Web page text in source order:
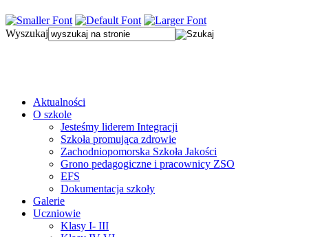
Wyszukaj
Aktualności
O szkole
Jesteśmy liderem Integracji
Szkoła promująca zdrowie
Zachodniopomorska Szkoła Jakości
Grono pedagogiczne i pracownicy ZSO
EFS
Dokumentacja szkoły
Galerie
Uczniowie
Klasy I- III